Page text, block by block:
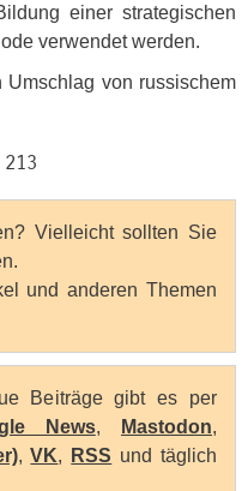
einer strategischen
verwendet werden.
Umschlag von russischem
Vielleicht sollten Sie
und anderen Themen
Beiträge gibt es per
News, Mastodon,
,VK, RSS und täglich